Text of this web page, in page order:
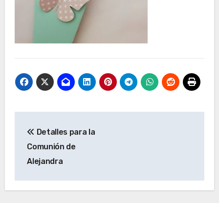
de
entradas
Detalles para la
Comunión de
Alejandra